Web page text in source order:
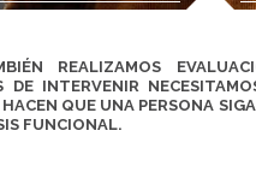
REALIZAMOS
DE INTERVENIR
QUE UNA PERSONA
FUNCIONAL.